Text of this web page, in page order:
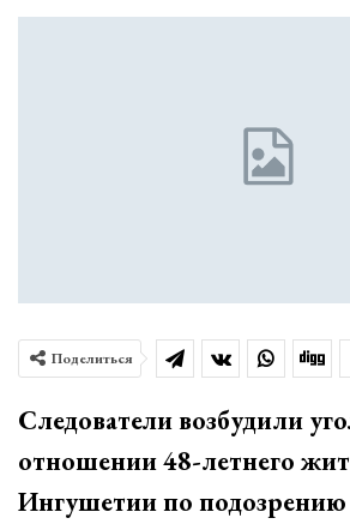
Поделиться
Следователи возбудили
отношении 48-летнего
Ингушетии по